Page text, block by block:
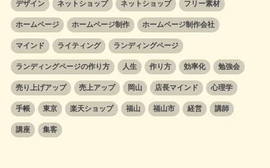
デザイン ネットショップ ネットショップ フリー素材
ホームページ ホームページ制作 ホームページ制作会社
マインド ライティング ランディングページ
ランディングページの作り方 人生 作り方 効率化 勉強会
売り上げアップ 売上アップ 岡山 店長マインド 心理学
手帳 東京 楽天ショップ 福山 福山市 経営 講師
講座 集客